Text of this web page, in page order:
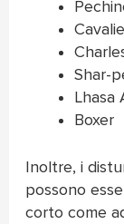
Shar-
Lhasa
Boxer
Inoltre, i
possono
corto come